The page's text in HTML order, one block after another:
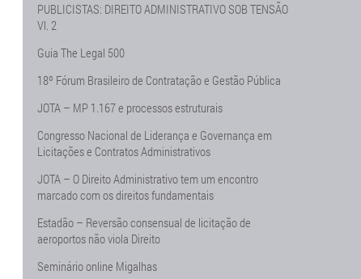
PUBLICISTAS: DIREITO ADMINISTRATIVO SOB TENSÃO
Vl. 2
Guia The Legal 500
18º Fórum Brasileiro de Contratação e Gestão Pública
JOTA – MP 1.167 e processos estruturais
Congresso Nacional de Liderança e Governança em
Licitações e Contratos Administrativos
JOTA – O Direito Administrativo tem um encontro
marcado com os direitos fundamentais
Estadão – Reversão consensual de licitação de
aeroportos não viola Direito
Seminário online Migalhas